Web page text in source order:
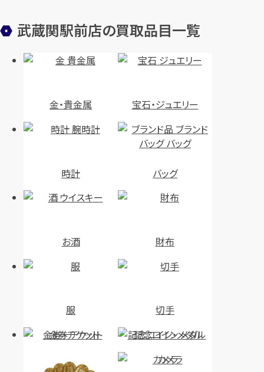
武蔵関駅前店の買取品目一覧
金・貴金属 宝石・ジュエリー
時計 バッグ
お酒 財布
服
切手
金券・チケット
記念コイン・メダル
カメラ